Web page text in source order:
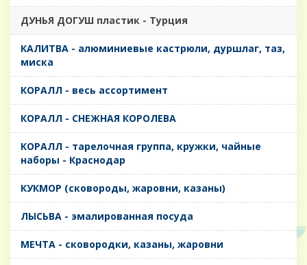
ДУНЬЯ ДОГУШ пластик - Турция
КАЛИТВА - алюминиевые кастрюли, дуршлаг, таз,
миска
КОРАЛЛ - весь ассортимент
КОРАЛЛ - СНЕЖНАЯ КОРОЛЕВА
КОРАЛЛ - тарелочная группа, кружки, чайные
наборы - Краснодар
КУКМОР (сковороды, жаровни, казаны)
ЛЫСЬВА - эмалированная посуда
МЕЧТА - сковородки, казаны, жаровни